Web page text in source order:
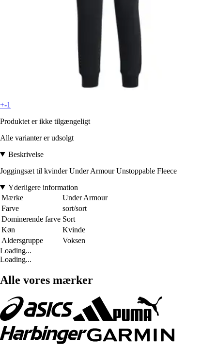
+-1
Produktet er ikke tilgængeligt
Alle varianter er udsolgt
Beskrivelse
Joggingsæt til kvinder Under Armour Unstoppable Fleece
Yderligere information
Mærke
Under Armour
Farve
sort/sort
Dominerende farve Sort
Køn
Kvinde
Aldersgruppe
Voksen
Loading...
Loading...
Alle vores mærker